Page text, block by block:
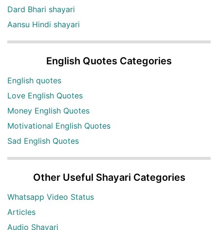
Dard Bhari shayari
Aansu Hindi shayari
English Quotes Categories
English quotes
Love English Quotes
Money English Quotes
Motivational English Quotes
Sad English Quotes
Other Useful Shayari Categories
Whatsapp Video Status
Articles
Audio Shayari